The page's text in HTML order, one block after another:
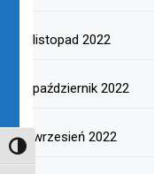
TOGGLE HIGH CONTRAST
listopad 2022
październik 2022
wrzesień 2022